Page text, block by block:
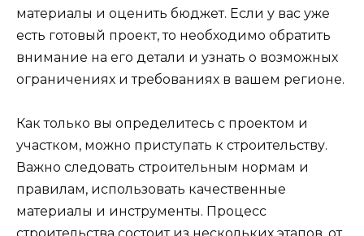
материалы и оценить бюджет. Если у вас уже
есть готовый проект, то необходимо обратить
внимание на его детали и узнать о возможных
ограничениях и требованиях в вашем регионе.
Как только вы определитесь с проектом и
участком, можно приступать к строительству.
Важно следовать строительным нормам и
правилам, использовать качественные
материалы и инструменты. Процесс